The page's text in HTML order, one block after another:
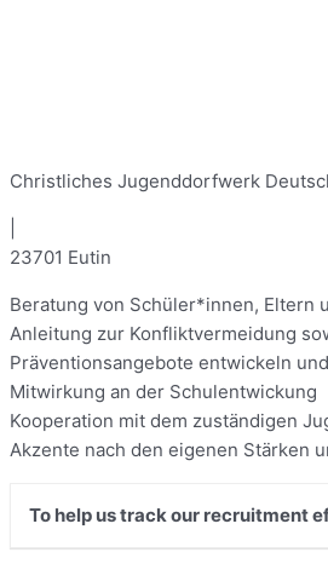
Christliches Jugenddorfwerk
23701 Eutin
Beratung von Schüler*innen, Eltern
Anleitung zur Konfliktvermeidung
Präventionsangebote entwickeln
Mitwirkung an der Schulentwickung
Kooperation mit dem zuständigen
Akzente nach den eigenen Stärken
To help us track our recruitment